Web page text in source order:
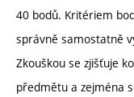
40 bodů. Kritériem
správně samostatně
Zkouškou se zjišťuje
předmětu a zejména